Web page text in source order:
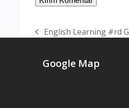
previous
English Learning #rd
Google Map